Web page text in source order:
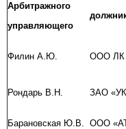
Арбитражного
управляющего
Филин А.Ю. ООО ЛК
Рондарь В.Н. ЗАО «УК
Барановская Ю.В. ООО